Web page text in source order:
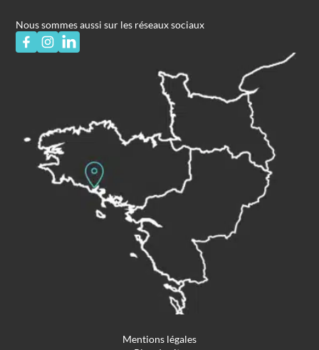
Nous sommes aussi sur les réseaux sociaux
Mentions légales